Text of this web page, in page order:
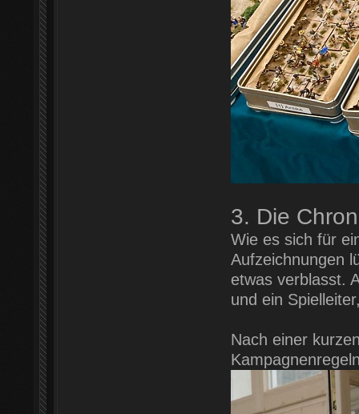
3. Die
Wie es sich für
Aufzeichnungen
etwas verblasst.
und ein
Nach einer